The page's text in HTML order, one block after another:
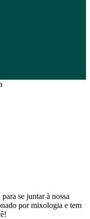
se juntar à nossa
por mixologia e tem